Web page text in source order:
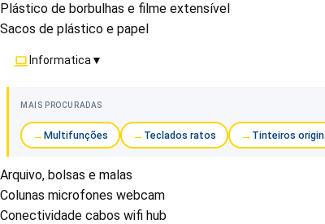
Plástico de borbulhas e filme extensível
Sacos de plástico e papel
Informatica ▼
MAIS PROCURADAS
Multifunções Teclados ratos Tinteiros
Arquivo, bolsas e malas
Colunas microfones webcam
Conectividade cabos wifi hub